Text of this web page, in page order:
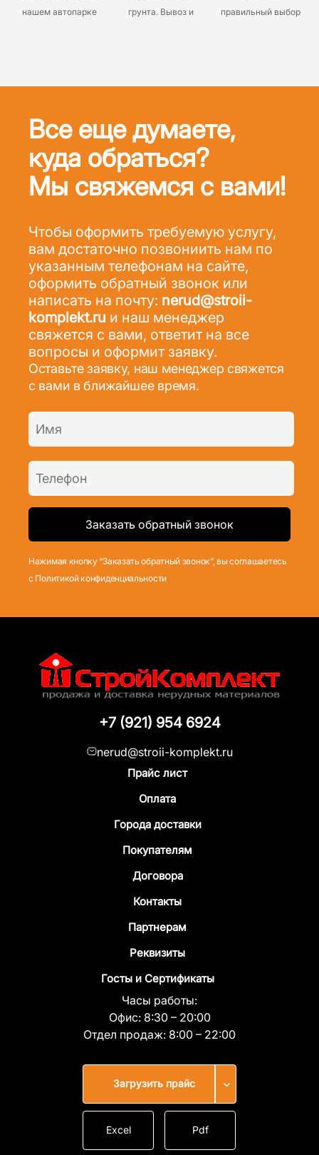
нашем автопарке
грунта. Вывоз и
эпидемиологическими
правильный выбор
предлагаем именно
техника является
сильно изношена.
Все еще думаете,
куда обраться?
Мы свяжемся с вами!
Чтобы оформить требуемую услугу,
вам достаточно позвониить нам по
указанным телефонам на сайте,
оформить обратный звонок или
написать на почту: nerud@stroii-
komplekt.ru и наш менеджер
свяжется с вами, ответит на все
вопросы и оформит заявку.
Оставьте заявку, наш менеджер свяжется
с вами в ближайшее время.
Нажимая кнопку “Заказать обратный звонок”, вы соглашаетесь
с Политикой конфиденциальности
+7 (921) 954 6924
nerud@stroii-komplekt.ru
Прайс лист
Оплата
Города доставки
Покупателям
Договора
Контакты
Партнерам
Реквизиты
Госты и Сертификаты
Часы работы:
Офис: 8:30 – 20:00
Отдел продаж: 8:00 – 22:00
Загрузить прайс
Excel Pdf